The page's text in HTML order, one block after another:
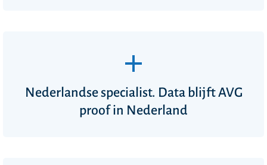
Nederlandse specialist. Data blijft AVG
proof in Nederland